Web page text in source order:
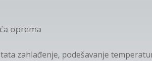
oprema
zahlađenje, podešavanje